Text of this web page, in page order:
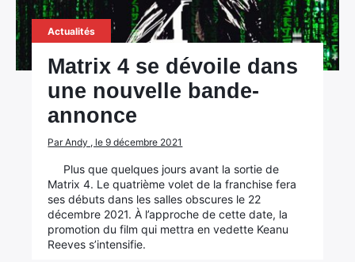
Actualités
Matrix 4 se dévoile dans
une nouvelle bande-
annonce
Par Andy , le 9 décembre 2021
Plus que quelques jours avant la sortie de
Matrix 4. Le quatrième volet de la franchise fera
ses débuts dans les salles obscures le 22
décembre 2021. À l’approche de cette date, la
promotion du film qui mettra en vedette Keanu
Reeves s’intensifie.